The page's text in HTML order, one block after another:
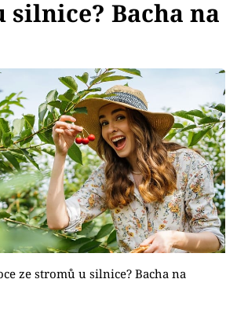
silnice? Bacha na
ze stromů u silnice? Bacha na